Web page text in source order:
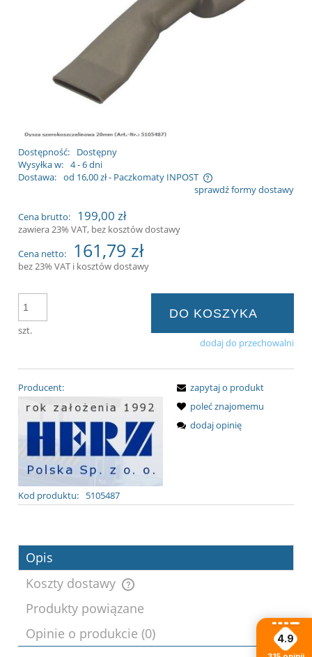
Dostępność:
Dostępny
Wysyłka w: 4 - 6 dni
Dostawa: od 16,00 zł- Paczkomaty INPOST
płatności
sprawdź formy dostawy
Cena brutto: 199,00 zł
zawiera 23% VAT, bez kosztów dostawy
Cena netto:
161,79 zł
bez 23% VAT i kosztów dostawy
szt.
DO KOSZYKA
dodaj do przechowalni
Producent:
Kod produktu: 5105487
zapytaj o produkt
poleć znajomemu
dodaj opinię
Opis
Koszty dostawy
Cena nie zawiera ewentualnych kosztów
płatności
Produkty powiązane
Opinie o produkcie (0)
4.9